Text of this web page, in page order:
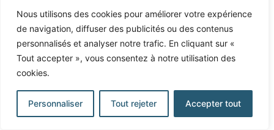
Nous utilisons des cookies pour améliorer votre expérience
de navigation, diffuser des publicités ou des contenus
personnalisés et analyser notre trafic. En cliquant sur «
Tout accepter », vous consentez à notre utilisation des
cookies.
Personnaliser Tout rejeter Accepter tout
Learning Open BIM Systems
Fièrement propulsé parWordPress